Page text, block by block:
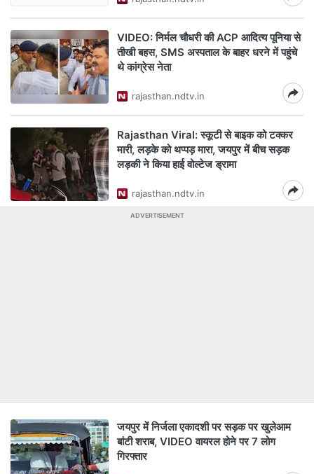
VIDEO: निर्मल चौधरी की ACP आदित्य पूनिया से
तीखी बहस, SMS अस्पताल के बाहर धरने में पहुंचे
थे कांग्रेस नेता
rajasthan.ndtv.in
Rajasthan Viral: स्कूटी से बाइक को टक्कर
मारी, लड़के को थप्पड़ मारा, जयपुर में बीच सड़क
लड़की ने किया हाई वोल्टेज ड्रामा
rajasthan.ndtv.in
ADVERTISEMENT
जयपुर में निर्जला एकादशी पर सड़क पर खुलेआम
बांटी शराब, VIDEO वायरल होने पर 7 लोग
गिरफ्तार